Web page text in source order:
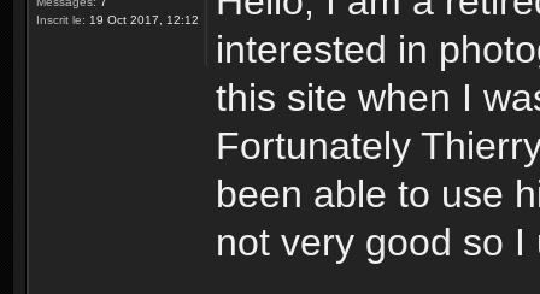
Inscrit le: 19 Oct 2017, 12:12
interested in
this site when I
Fortunately
been able to use
not very good so